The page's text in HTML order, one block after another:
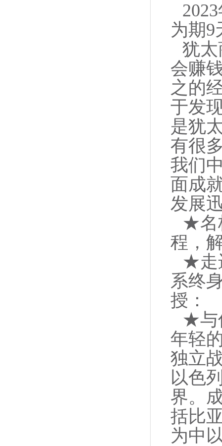
为期9
犹
会赚
之的
于发
是犹
有很
我们
面成
发展
★名
程，
★走
系终
授：
★与
年轻
独立
以色
界。
括比
为中